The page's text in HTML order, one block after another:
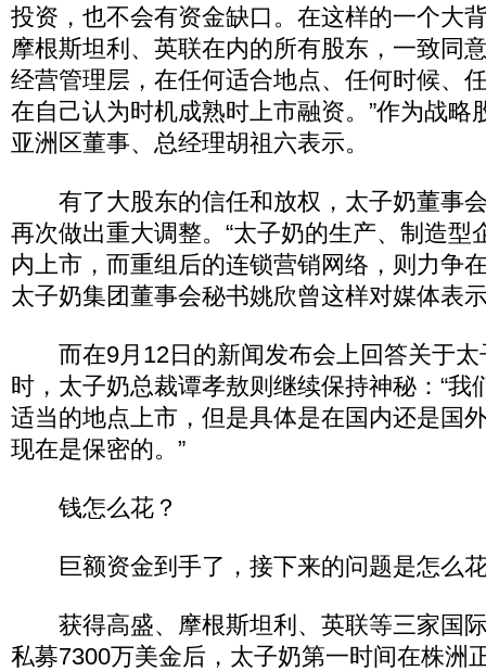
投资，也不会有资金缺口。在这样的一个大
摩根斯坦利、英联在内的所有股东，一致同
经营管理层，在任何适合地点、任何时候、
在自己认为时机成熟时上市融资。”作为战略
亚洲区董事、总经理胡祖六表示。
有了大股东的信任和放权，太子奶董事
再次做出重大调整。“太子奶的生产、制造型
内上市，而重组后的连锁营销网络，则力争
太子奶集团董事会秘书姚欣曾这样对媒体表
而在9月12日的新闻发布会上回答关于太
时，太子奶总裁谭孝敖则继续保持神秘：“我
适当的地点上市，但是具体是在国内还是国
现在是保密的。”
钱怎么花？
巨额资金到手了，接下来的问题是怎么
获得高盛、摩根斯坦利、英联等三家国
私募7300万美金后，太子奶第一时间在株洲